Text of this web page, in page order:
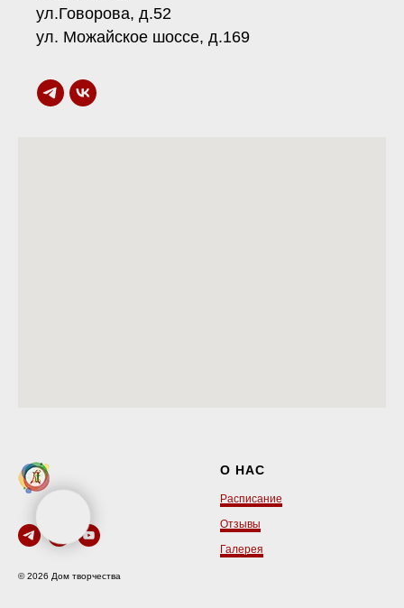
ул.Говорова, д.52
ул. Можайское шоссе, д.169
© 2026 Дом творчества
О НАС
Расписание
Отзывы
Галерея